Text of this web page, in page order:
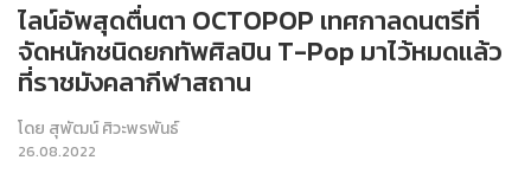
ไลน์อัพสุดตื่นตา OCTOPOP เทศกาลดนตรีที่
จัดหนักชนิดยกทัพศิลปิน T-Pop มาไว้หมดแล้ว
ที่ราชมังคลากีฬาสถาน
โดย สุพัฒน์ ศิวะพรพันธ์
26.08.2022